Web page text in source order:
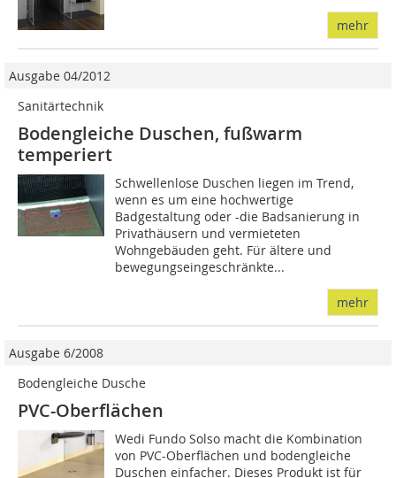
mehr
Ausgabe 04/2012
Sanitärtechnik
Bodengleiche Duschen, fußwarm
temperiert
Schwellenlose Duschen liegen im Trend,
wenn es um eine hochwertige
Badgestaltung oder -die Badsanierung in
Privathäusern und vermieteten
Wohngebäuden geht. Für ältere und
bewegungseingeschränkte...
mehr
Ausgabe 6/2008
Bodengleiche Dusche
PVC-Oberflächen
Wedi Fundo Solso macht die Kombination
von PVC-Oberflächen und bodengleiche
Duschen einfacher. Dieses Produkt ist für